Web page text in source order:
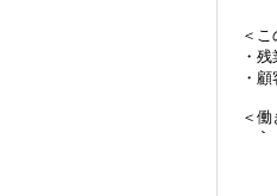
・
・
・
・
＜
・
・
＜
・